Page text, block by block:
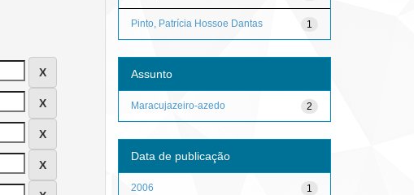
1
Pinto, Patrícia Hossoe Dantas
Assunto
2
Maracujazeiro-azedo
Data de publicação
1
2006